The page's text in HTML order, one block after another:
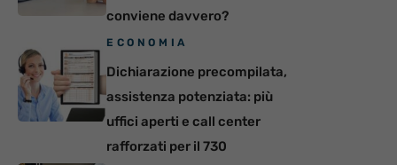
conviene davvero?
ECONOMIA
Dichiarazione precompilata,
assistenza potenziata: più
uffici aperti e call center
rafforzati per il 730